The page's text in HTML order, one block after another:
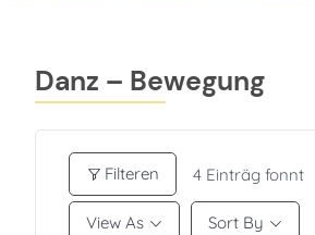
Danz – Bewegung
Filteren 4 Einträg fonnt
View As Sort By